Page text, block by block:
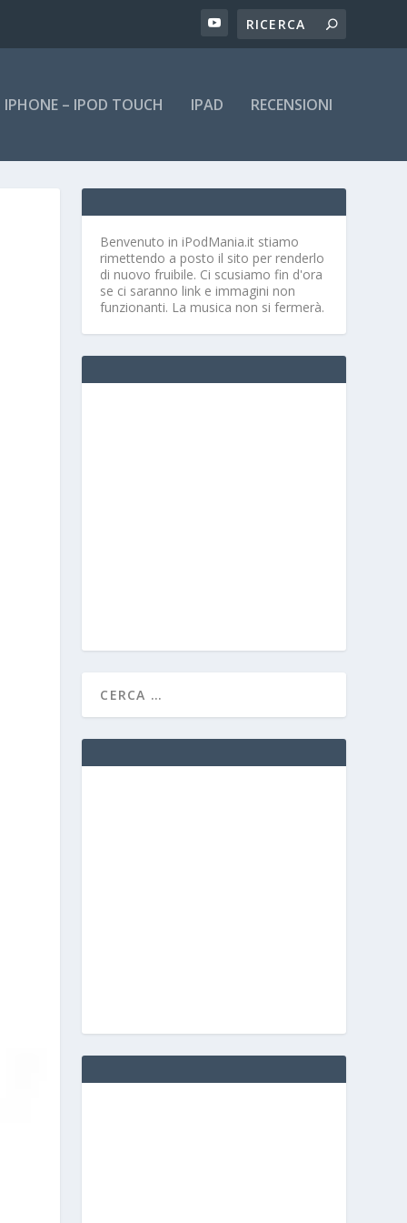
IPHONE – IPOD TOUCH IPAD RECENSIONI
Benvenuto in iPodMania.it stiamo
rimettendo a posto il sito per renderlo
di nuovo fruibile. Ci scusiamo fin d'ora
se ci saranno link e immagini non
funzionanti. La musica non si fermerà.